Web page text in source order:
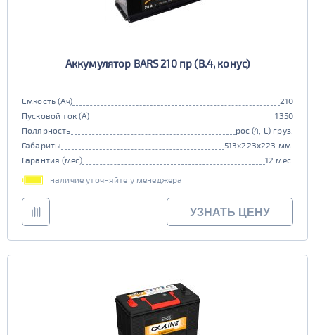
Аккумулятор BARS 210 пр (B.4, конус)
Емкость (Ач)
210
Пусковой ток (А)
1350
Полярность
рос (4, L) груз.
Габариты
513x223x223 мм.
Гарантия (мес)
12 мес.
наличие уточняйте у менеджера
УЗНАТЬ ЦЕНУ